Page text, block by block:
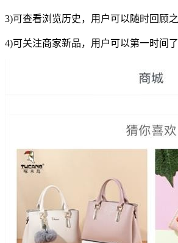
3)可查看浏览历史，用户可以随时回顾
4)可关注商家新品，用户可以第一时间